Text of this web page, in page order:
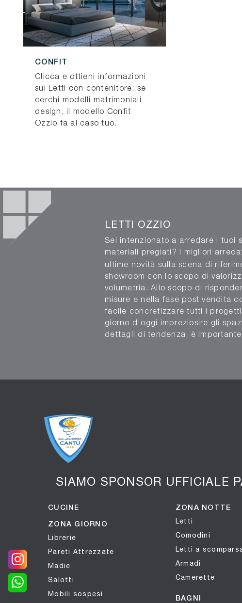
CONFIT
Clicca e ottieni informazioni
sui Letti con contenitore: se
cerchi modelli matrimoniali
design, il modello Confit
Ozzio fa al caso tuo.
LETTI OZZIO
Sei intenzionato a arredare i tuoi
materiali pregiati? I migliori
ultime novità sulla scena di
showroom con lo scopo di
volumetria. Allo scopo di
misure e nella fase post vendita
facile concretizzare tutti i progetti
giorno d'oggi impreziosire gli
dettagli di tendenza, è
SIAMO SPONSOR UFFICIALE
CUCINE
ZONA GIORNO
Librerie
Pareti Attrezzate
Madie
Salotti
Mobili sospesi
ZONA NOTTE
Letti
Comodini
Letti a
Armadi
Camerette
BAGNI